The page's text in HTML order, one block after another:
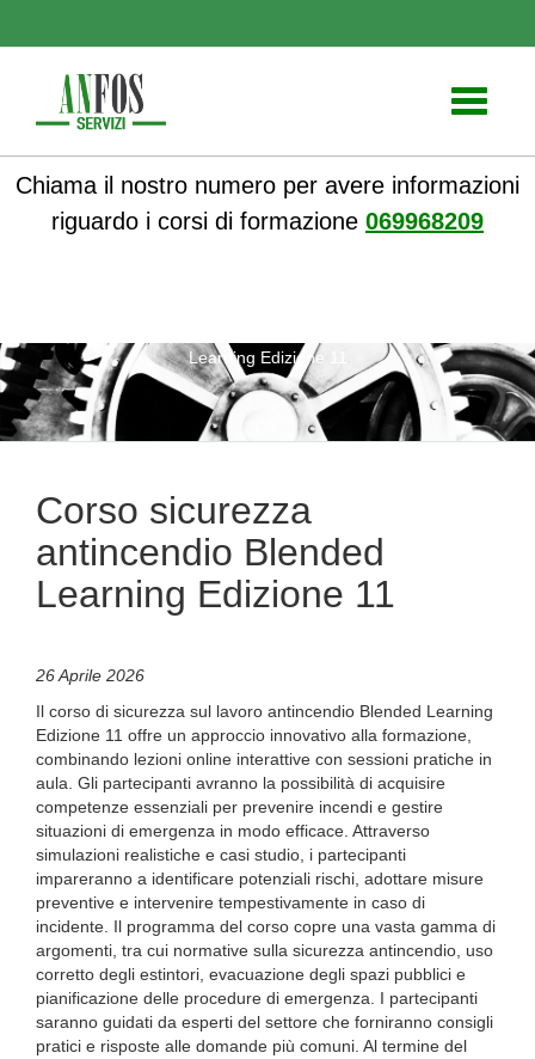
Toggle
Chiama il nostro numero per avere informazioni
riguardo i corsi di formazione 069968209
Learning Edizione 11
Corso sicurezza
antincendio Blended
Learning Edizione 11
26 Aprile 2026
Il corso di sicurezza sul lavoro antincendio Blended Learning
Edizione 11 offre un approccio innovativo alla formazione,
combinando lezioni online interattive con sessioni pratiche in
aula. Gli partecipanti avranno la possibilità di acquisire
competenze essenziali per prevenire incendi e gestire
situazioni di emergenza in modo efficace. Attraverso
simulazioni realistiche e casi studio, i partecipanti
impareranno a identificare potenziali rischi, adottare misure
preventive e intervenire tempestivamente in caso di
incidente. Il programma del corso copre una vasta gamma di
argomenti, tra cui normative sulla sicurezza antincendio, uso
corretto degli estintori, evacuazione degli spazi pubblici e
pianificazione delle procedure di emergenza. I partecipanti
saranno guidati da esperti del settore che forniranno consigli
pratici e risposte alle domande più comuni. Al termine del